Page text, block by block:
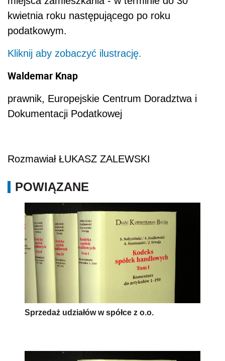
kwietnia roku następującego po roku
podatkowym.
Kliknij aby zobaczyć ilustrację.
Waldemar Knap
prawnik, Europejskie Centrum Doradztwa i
Dokumentacji Podatkowej
Rozmawiał ŁUKASZ ZALEWSKI
POWIĄZANE
Sprzedaż udziałów w spółce z o.o.